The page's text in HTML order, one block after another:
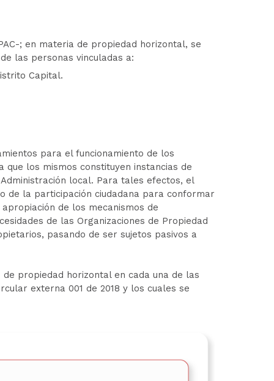
; en materia de propiedad horizontal, se
las personas vinculadas a:
Capital.
para el funcionamiento de los
que los mismos constituyen instancias de
local. Para tales efectos, el
de la participación ciudadana para conformar
de los mecanismos de
de las Organizaciones de Propiedad
pasando de ser sujetos pasivos a
propiedad horizontal en cada una de las
externa 001 de 2018 y los cuales se